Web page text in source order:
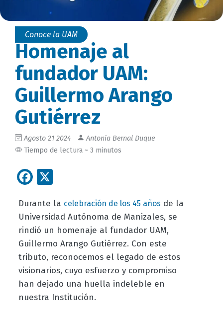
Conoce la UAM
Homenaje al
fundador UAM:
Guillermo Arango
Gutiérrez
Agosto 21 2024
Antonia Bernal Duque
Tiempo de lectura ~ 3 minutos
Facebook
Durante la celebración de los 45 años de la
Universidad Autónoma de Manizales, se
rindió un homenaje al fundador UAM,
Guillermo Arango Gutiérrez. Con este
tributo, reconocemos el legado de estos
visionarios, cuyo esfuerzo y compromiso
han dejado una huella indeleble en
nuestra Institución.